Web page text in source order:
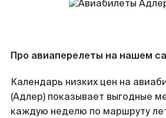
Про авиаперелеты на нашем
Календарь низких цен на
(Адлер) показывает выгодные
каждую неделю по маршруту